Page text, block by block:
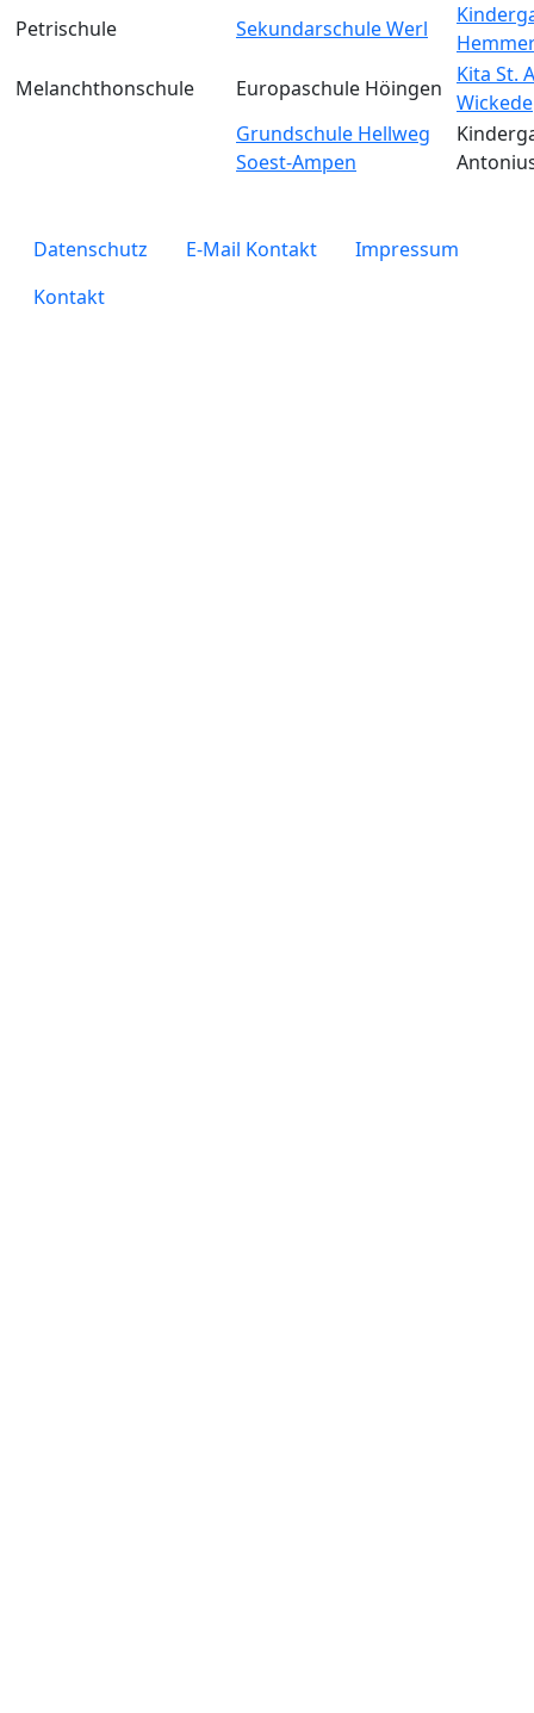
Petrischule Sekundarschule Werl
Melanchthonschule
Europaschule Höingen
Kita St.
Wickede
Grundschule Hellweg
Soest-Ampen
legals
Datenschutz E-Mail Kontakt
Impressum
Kontakt